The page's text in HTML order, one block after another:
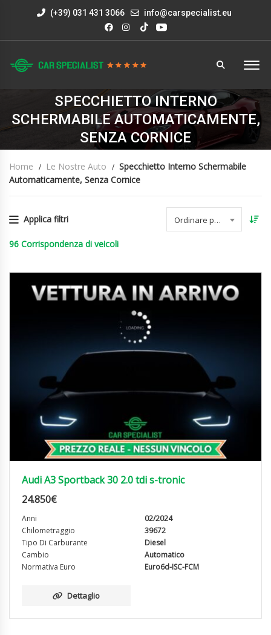
(+39) 031 431 3066 info@carspecialist.eu
SPECCHIETTO INTERNO
SCHERMABILE AUTOMATICAMENTE,
SENZA CORNICE
Home Le Nostre Auto
Specchietto Interno Schermabile
Automaticamente, Senza Cornice
Applica filtri Ordinare per data
96 Corrispondenza di veicoli
Audi A3 Sportback 30 2.0 tdi s-tronic
24.850€
Anni
02/2024
Chilometraggio
39672
Tipo Di Carburante
Diesel
Cambio
Automatico
Normativa Euro
Euro6d-ISC-FCM
Dettaglio